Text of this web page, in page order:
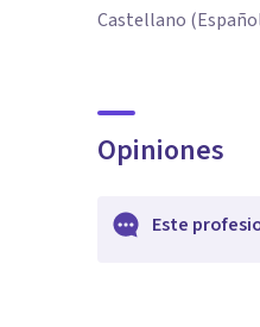
Castellano
Opiniones
Este